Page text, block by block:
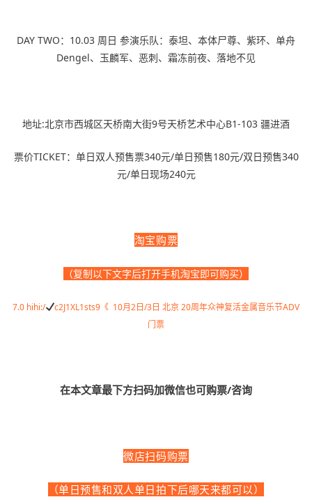
DAY TWO：10.03 周日 参演乐队：泰坦、本体尸尊、紫环、单舟
Dengel、玉麟军、恶刺、霜冻前夜、落地不见
地址:北京市西城区天桥南大街9号天桥艺术中心B1-103 疆进酒
票价TICKET：单日双人预售票340元/单日预售180元/双日预售340
元/单日现场240元
淘宝购票
（复制以下文字后打开手机淘宝即可购买）
7.0 hihi:/
c2J1XL1sts9《 10月2日/3日 北京 20周年众神复活金属音乐节ADV
门票
在本文章最下方扫码加微信也可购票/咨询
微店扫码购票
（单日预售和双人单日拍下后哪天来都可以）